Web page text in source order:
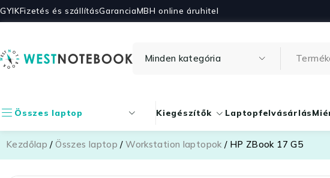
GYIKFizetés és szállításGaranciaMBH online áruhitel
Összes laptop Kiegészítők Laptopfelvásárlás
Kezdőlap /Összes laptop /Workstation laptopok / HP ZBook 17 G5